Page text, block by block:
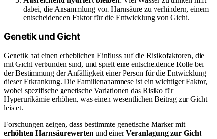
dabei, die Ansammlung von Harnsäure zu verhindern, einem
entscheidenden Faktor für die Entwicklung von Gicht.
Genetik und Gicht
Genetik hat einen erheblichen Einfluss auf die Risikofaktoren, die
mit Gicht verbunden sind, und spielt eine entscheidende Rolle bei
der Bestimmung der Anfälligkeit einer Person für die Entwicklung
dieser Erkrankung. Die Familienanamnese ist ein wichtiger Faktor,
wobei spezifische genetische Variationen das Risiko für
Hyperurikämie erhöhen, was einen wesentlichen Beitrag zur Gicht
leistet.
Forschungen zeigen, dass bestimmte genetische Marker mit
erhöhten Harnsäurewerten und einerVeranlagung zur Gicht